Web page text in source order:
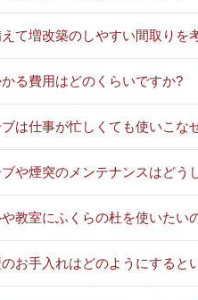
て増改築のしやすい間取りを
る費用はどのくらいですか?
は仕事が忙しくても使いこな
や煙突のメンテナンスはどう
教室にふくらの杜を使いたい
お手入れはどのようにすると